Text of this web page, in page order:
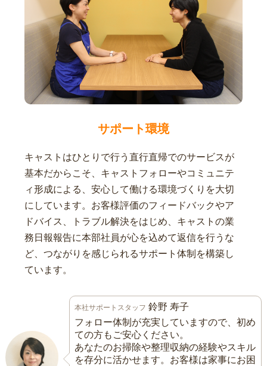
サポート環境
キャストはひとりで行う直行直帰でのサービスが
基本だからこそ、キャストフォローやコミュニテ
ィ形成による、安心して働ける環境づくりを大切
にしています。お客様評価のフィードバックやア
ドバイス、トラブル解決をはじめ、キャストの業
務日報報告に本部社員が心を込めて返信を行うな
ど、つながりを感じられるサポート体制を構築し
ています。
本社サポートスタッフ 鈴野 寿子
フォロー体制が充実していますので、初め
ての方もご安心ください。
あなたのお掃除や整理収納の経験やスキル
を存分に活かせます。お客様は家事にお困